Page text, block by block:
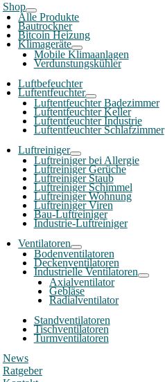
Shop
Alle Produkte
Bautrockner
Bitcoin Heizung
Klimageräte
Mobile Klimaanlagen
Verdunstungskühler
Luftbefeuchter
Luftentfeuchter
Luftentfeuchter Badezimmer
Luftentfeuchter Keller
Luftentfeuchter Industrie
Luftentfeuchter Schlafzimmer
Luftreiniger
Luftreiniger bei Allergie
Luftreiniger Gerüche
Luftreiniger Staub
Luftreiniger Schimmel
Luftreiniger Wohnung
Luftreiniger Viren
Bau-Luftreiniger
Industrie-Luftreiniger
Ventilatoren
Bodenventilatoren
Deckenventilatoren
Industrielle Ventilatoren
Axialventilator
Gebläse
Radialventilator
Standventilatoren
Tischventilatoren
Turmventilatoren
News
Ratgeber